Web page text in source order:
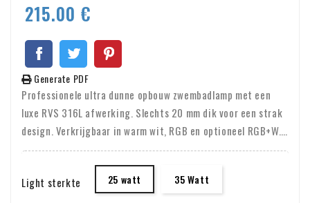
215.00 €
Generate PDF
Professionele ultra dunne opbouw zwembadlamp met een
luxe RVS 316L afwerking. Slechts 20 mm dik voor een strak
design. Verkrijgbaar in warm wit, RGB en optioneel RGB+W.
Perfect voor moderne zwembaden en renovatieprojecten.
Light sterkte 25 watt 35 Watt